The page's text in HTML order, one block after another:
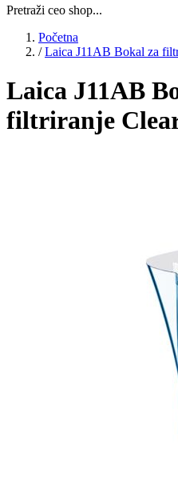
Pretraži ceo shop...
Početna
/ Laica J11AB Bokal za
Laica J11AB
filtriranje